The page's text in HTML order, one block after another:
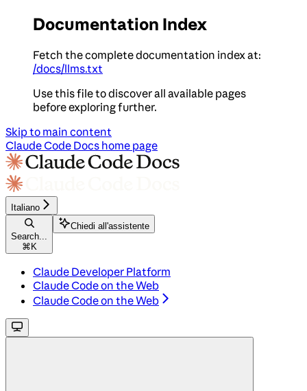
Documentation Index
Fetch the complete documentation index at:
/docs/llms.txt
Use this file to discover all available pages
before exploring further.
Skip to main content
Claude Code Docs home page
Italiano
Search...
⌘ K
Chiedi all'assistente
Claude Developer Platform
Claude Code on the Web
Claude Code on the Web